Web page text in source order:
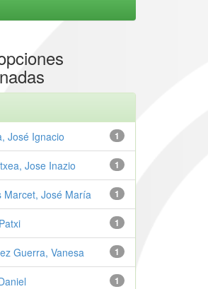
1
José Ignacio
1
Jose Inazio
1
Marcet, José María
1
1
Guerra, Vanesa
1